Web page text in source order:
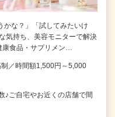
かな？」「試してみたいけ
気持ち、美容モニターで解決
康食品・サプリメン…
／時間額1,500円～5,000
ご自宅やお近くの店舗で間